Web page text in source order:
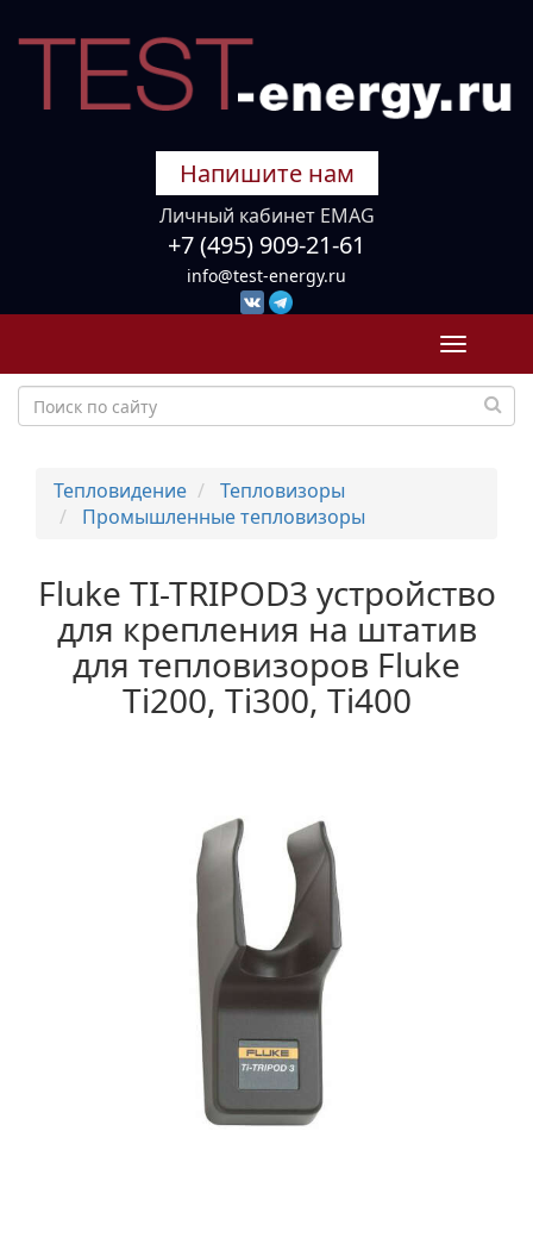
Напишите нам
Личный кабинет EMAG
+7 (495) 909-21-61
info@test-energy.ru
Toggle
Тепловидение
Тепловизоры
Промышленные тепловизоры
Fluke TI-TRIPOD3 устройство
для крепления на штатив
для тепловизоров Fluke
Ti200, Ti300, Ti400